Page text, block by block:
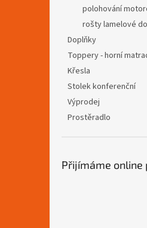
polohování
rošty lamelové
Doplňky
Toppery - horní
Křesla
Stolek konferenční
Výprodej
Prostěradlo
Přijímáme online